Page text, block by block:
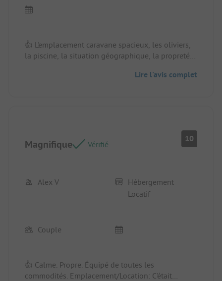
👍 L'emplacement caravane spacieux, les oliviers,
la piscine, la situation géographique, la propreté
Lire l'avis complet
Magnifique Vérifié
10
Alex V
Hébergement
Locatif
Couple
👍 Calme. Propre. Équipé de toutes les
commodités. Emplacement/Location: C'était